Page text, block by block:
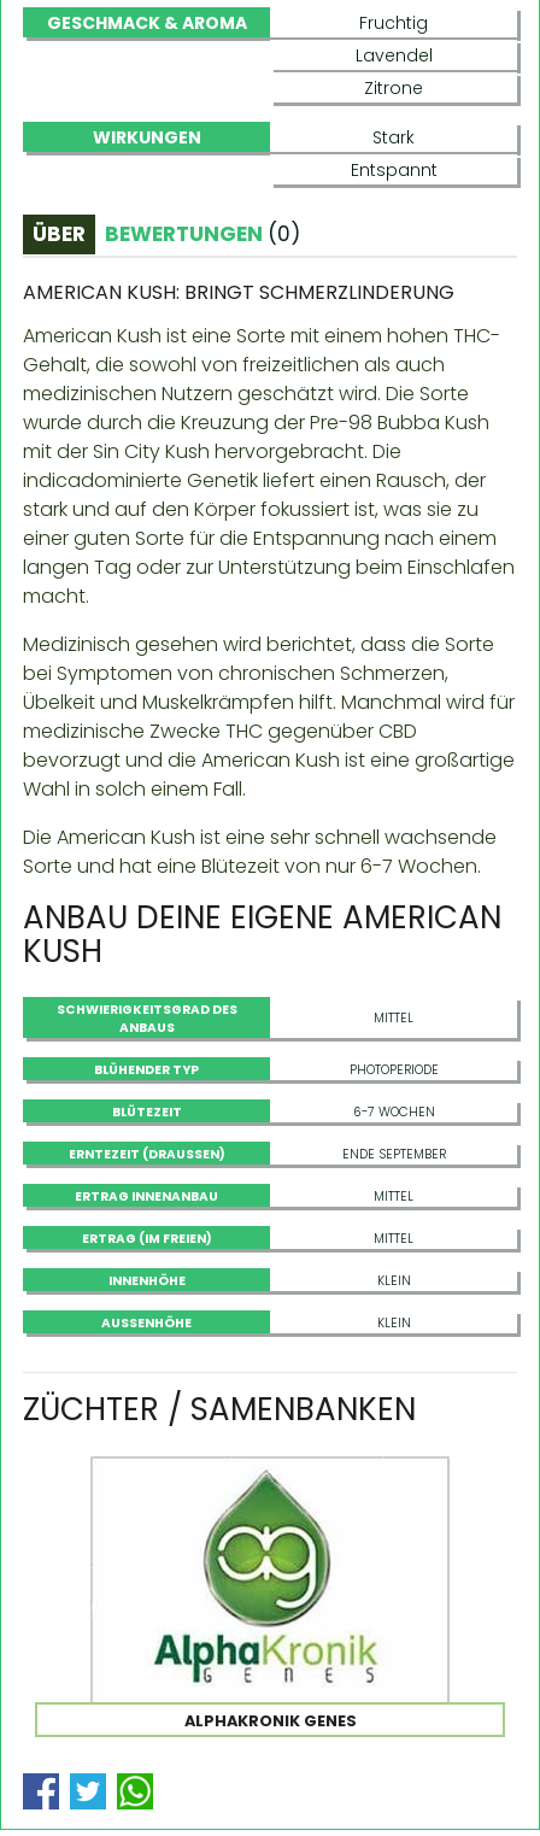
GESCHMACK & AROMA
Fruchtig
Lavendel
Zitrone
WIRKUNGEN
Stark
Entspannt
ÜBER BEWERTUNGEN (0)
AMERICAN KUSH: BRINGT SCHMERZLINDERUNG
American Kush ist eine Sorte mit einem hohen THC-
Gehalt, die sowohl von freizeitlichen als auch
medizinischen Nutzern geschätzt wird. Die Sorte
wurde durch die Kreuzung der Pre-98 Bubba Kush
mit der Sin City Kush hervorgebracht. Die
indicadominierte Genetik liefert einen Rausch, der
stark und auf den Körper fokussiert ist, was sie zu
einer guten Sorte für die Entspannung nach einem
langen Tag oder zur Unterstützung beim Einschlafen
macht.
Medizinisch gesehen wird berichtet, dass die Sorte
bei Symptomen von chronischen Schmerzen,
Übelkeit und Muskelkrämpfen hilft. Manchmal wird für
medizinische Zwecke THC gegenüber CBD
bevorzugt und die American Kush ist eine großartige
Wahl in solch einem Fall.
Die American Kush ist eine sehr schnell wachsende
Sorte und hat eine Blütezeit von nur 6-7 Wochen.
ANBAU DEINE EIGENE AMERICAN
KUSH
SCHWIERIGKEITSGRAD DES
ANBAUS
MITTEL
BLÜHENDER TYP PHOTOPERIODE
BLÜTEZEIT 6-7 WOCHEN
ERNTEZEIT (DRAUSSEN) ENDE SEPTEMBER
ERTRAG INNENANBAU MITTEL
ERTRAG (IM FREIEN) MITTEL
INNENHÖHE KLEIN
AUSSENHÖHE KLEIN
ZÜCHTER / SAMENBANKEN
ALPHAKRONIK GENES